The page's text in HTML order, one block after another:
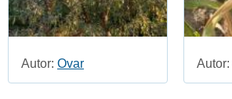
Autor: Ovar Autor: